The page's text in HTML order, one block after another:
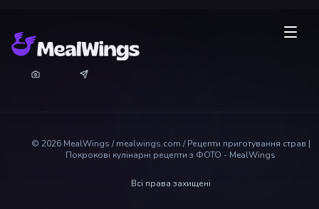
© 2026 MealWings / mealwings.com /Рецепти приготування страв |
Покрокові кулінарні рецепти з ФОТО - MealWings
Всі права захищені